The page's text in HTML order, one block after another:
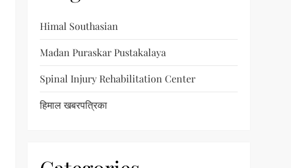
Himal Southasian
Madan Puraskar Pustakalaya
Spinal Injury Rehabilitation Center
हिमाल खबरपत्रिका